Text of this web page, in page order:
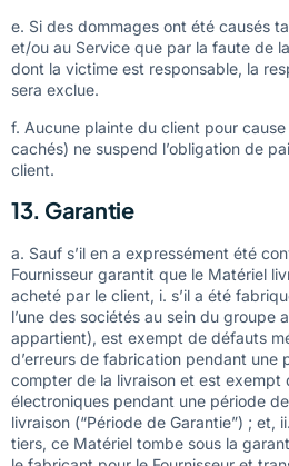
e. Si des dommages ont été causés
et/ou au Service que par la faute de
dont la victime est responsable, la
sera exclue.
f. Aucune plainte du client pour
cachés) ne suspend l’obligation de
client.
13. Garantie
a. Sauf s’il en a expressément été
Fournisseur garantit que le Matériel
acheté par le client, i. s’il a été
l’une des sociétés au sein du groupe
appartient), est exempt de défauts
d’erreurs de fabrication pendant une
compter de la livraison et est exempt
électroniques pendant une période
livraison (“Période de Garantie”) ; et,
tiers, ce Matériel tombe sous la